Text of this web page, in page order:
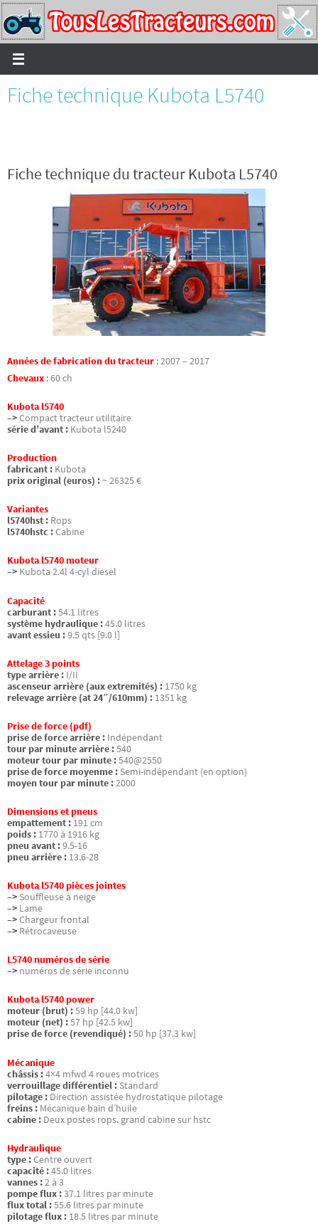
Passer
vers
le
contenu
Fiche technique Kubota L5740
Fiche technique du tracteur Kubota L5740
Années de fabrication du tracteur :2007 – 2017
Chevaux :60 ch
Kubota l5740
–>Compact tracteur utilitaire
série d’avant : Kubota l5240
Production
fabricant : Kubota
prix original (euros) : ~ 26325 €
Variantes
l5740hst : Rops
l5740hstc :Cabine
Kubota l5740 moteur
–> Kubota 2.4l 4-cyl diesel
Capacité
carburant :54.1 litres
système hydraulique :45.0 litres
avant essieu :9.5 qts [9.0 l]
Attelage 3 points
type arrière : I/II
ascenseur arrière (aux extremités) : 1750 kg
relevage arrière (at 24″/610mm) : 1351 kg
Prise de force (pdf)
prise de force arrière : Indépendant
tour par minute arrière :540
moteur tour par minute :540@2550
prise de force moyenme : Semi-indépendant (en option)
moyen tour par minute :2000
Dimensions et pneus
empattement : 191 cm
poids : 1770 à 1916 kg
pneu avant :9.5-16
pneu arrière : 13.6-28
Kubota l5740 pièces jointes
–> Souffleuse à neige
–> Lame
–>Chargeur frontal
–> Rétrocaveuse
L5740 numéros de série
–> numéros de série inconnu
Kubota l5740 power
moteur (brut) :59 hp [44.0 kw]
moteur (net) :57 hp [42.5 kw]
prise de force (revendiqué) :50 hp [37.3 kw]
Mécanique
châssis :4×4 mfwd 4 roues motrices
verrouillage différentiel : Standard
pilotage : Direction assistée hydrostatique pilotage
freins : Mécanique bain d’huile
cabine : Deux postes rops. grand cabine sur hstc
Hydraulique
type :Centre ouvert
capacité :45.0 litres
vannes :2 à 3
pompe flux :37.1 litres par minute
flux total :55.6 litres par minute
pilotage flux : 18.5 litres par minute